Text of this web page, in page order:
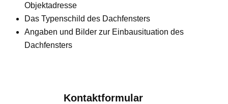
Objektadresse
Das Typenschild des Dachfensters
Angaben und Bilder zur Einbausituation des
Dachfensters
Kontaktformular